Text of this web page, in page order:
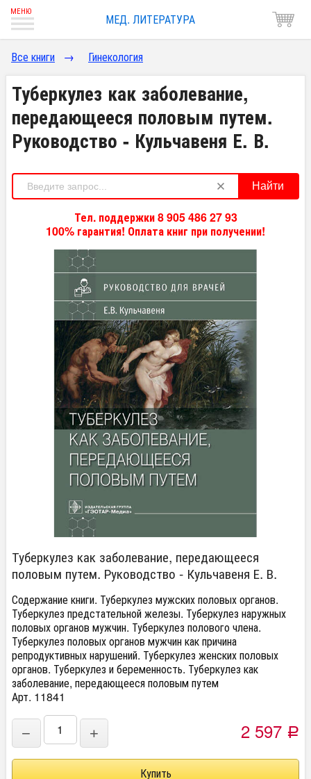
МЕД. ЛИТЕРАТУРА
Все книги → Гинекология
Туберкулез как заболевание,
передающееся половым путем.
Руководство - Кульчавеня Е. В.
Найти
Тел. поддержки 8 905 486 27 93
100% гарантия! Оплата книг при получении!
Туберкулез как заболевание, передающееся
половым путем. Руководство - Кульчавеня Е. В.
Содержание книги. Туберкулез мужских половых органов.
Туберкулез предстательной железы. Туберкулез наружных
половых органов мужчин. Туберкулез полового члена.
Туберкулез половых органов мужчин как причина
репродуктивных нарушений. Туберкулез женских половых
органов. Туберкулез и беременность. Туберкулез как
заболевание, передающееся половым путем
Арт. 11841
− + 2 597 Р